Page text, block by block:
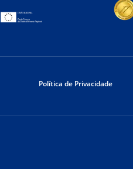
Política de Privacidade